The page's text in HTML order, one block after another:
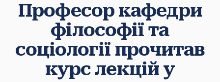
Професор кафедри
філософії та
соціології прочитав
курс лекцій у